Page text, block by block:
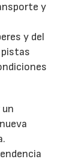
y
y del